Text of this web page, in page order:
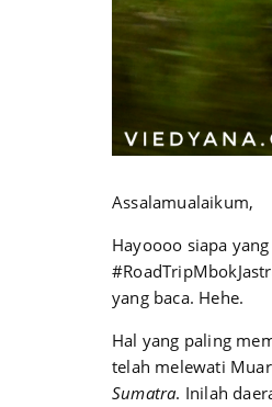
Assalamualaikum,
Hayoooo siapa
yang baca. Hehe.
Hal yang paling
telah melewati
Sumatra. Inilah